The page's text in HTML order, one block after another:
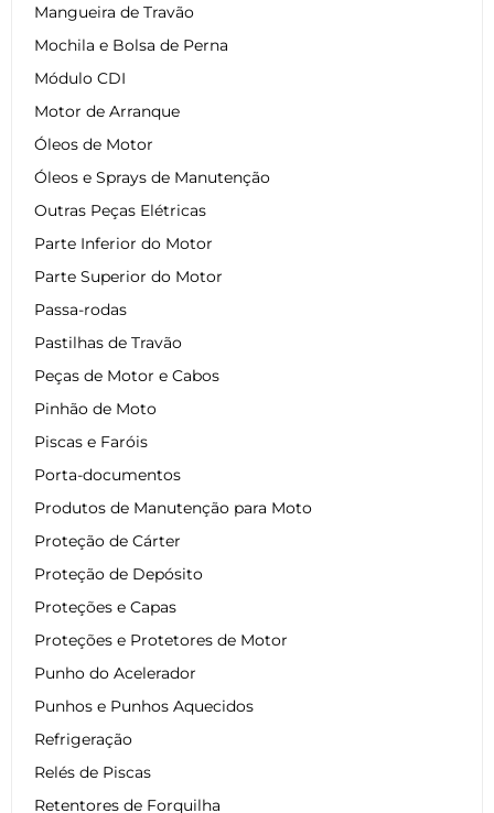
Mangueira de Travão
Mochila e Bolsa de Perna
Módulo CDI
Motor de Arranque
Óleos de Motor
Óleos e Sprays de Manutenção
Outras Peças Elétricas
Parte Inferior do Motor
Parte Superior do Motor
Passa-rodas
Pastilhas de Travão
Peças de Motor e Cabos
Pinhão de Moto
Piscas e Faróis
Porta-documentos
Produtos de Manutenção para Moto
Proteção de Cárter
Proteção de Depósito
Proteções e Capas
Proteções e Protetores de Motor
Punho do Acelerador
Punhos e Punhos Aquecidos
Refrigeração
Relés de Piscas
Retentores de Forquilha